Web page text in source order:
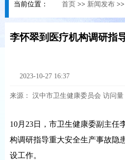
当前位置： 首页 >> 新闻发布 >>
2023-10-27 16:37
来源： 汉中市卫生健康委员会 访问量
10月23日，市卫生健康委副主任
构调研指导重大安全生产事故隐
设工作。